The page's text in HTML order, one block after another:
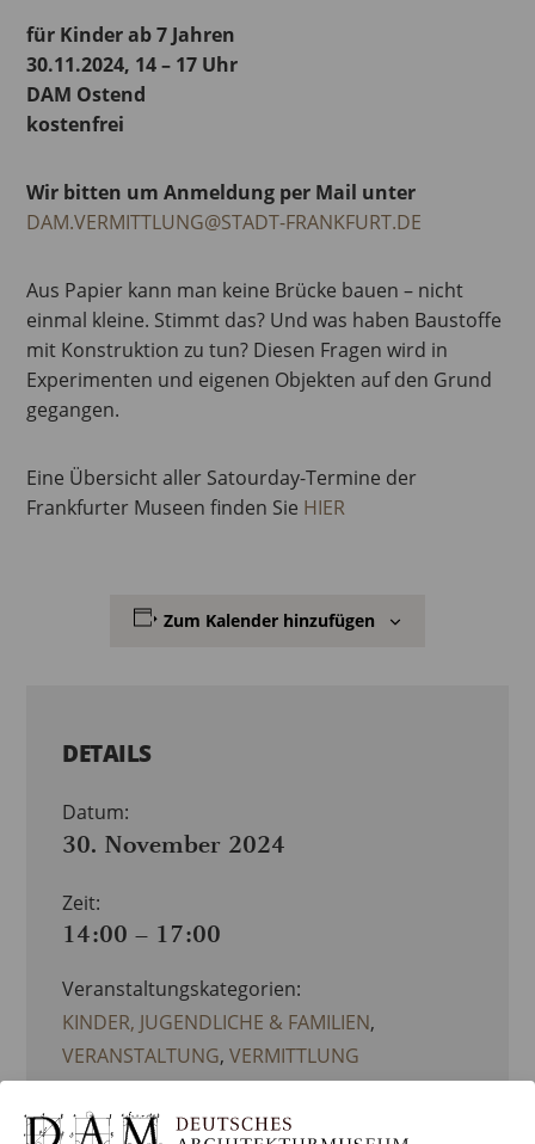
für Kinder ab 7 Jahren
30.11.2024, 14 – 17 Uhr
DAM Ostend
kostenfrei
Wir bitten um Anmeldung per Mail unter
DAM.VERMITTLUNG@STADT-FRANKFURT.DE
Aus Papier kann man keine Brücke bauen – nicht
einmal kleine. Stimmt das? Und was haben Baustoffe
mit Konstruktion zu tun? Diesen Fragen wird in
Experimenten und eigenen Objekten auf den Grund
gegangen.
Eine Übersicht aller Satourday-Termine der
Frankfurter Museen finden Sie HIER
Zum Kalender hinzufügen
DETAILS
Datum:
30. November 2024
Zeit:
14:00 – 17:00
Veranstaltungskategorien:
KINDER, JUGENDLICHE & FAMILIEN,
VERANSTALTUNG,VERMITTLUNG